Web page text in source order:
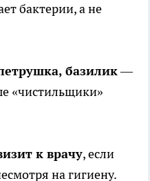
бактерии, а не
базилик—
«чистильщики»
к врачу, если
на гигиену.